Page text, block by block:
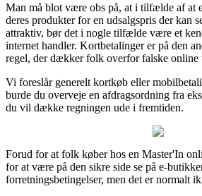
Man må blot være obs på, at i tilfælde af at
deres produkter for en udsalgspris der kan
attraktiv, bør det i nogle tilfælde være et
internet handler. Kortbetalinger er på den
regel, der dækker folk overfor falske online
Vi foreslår generelt kortkøb eller
burde du overveje en afdragsordning fra
du vil dække regningen ude i fremtiden.
Forud for at folk køber hos en Master'In
for at være på den sikre side se på e-
forretningsbetingelser, men det er normalt